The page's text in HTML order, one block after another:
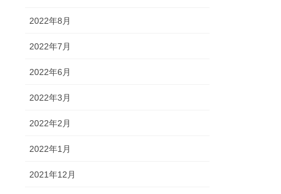
2022年8月
2022年7月
2022年6月
2022年3月
2022年2月
2022年1月
2021年12月